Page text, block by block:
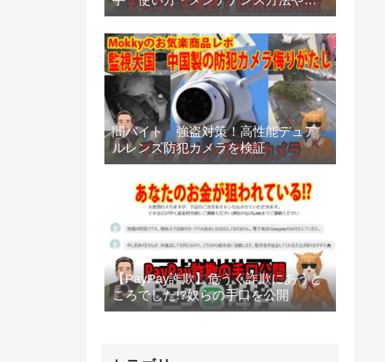
売店からの耳寄り情報あり
闇バイト 強盗対策！高性能デュア
ルレンズ防犯カメラを検証
【PayPay詐欺】危うく詐欺にあうと
ころでした!?奴らの手口を公開